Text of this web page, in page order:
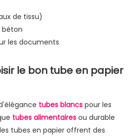
de tissu)
béton
les documents
le bon tube en papier
tubes blancs pour les
tubes alimentaires ou durable
tubes en papier offrent des